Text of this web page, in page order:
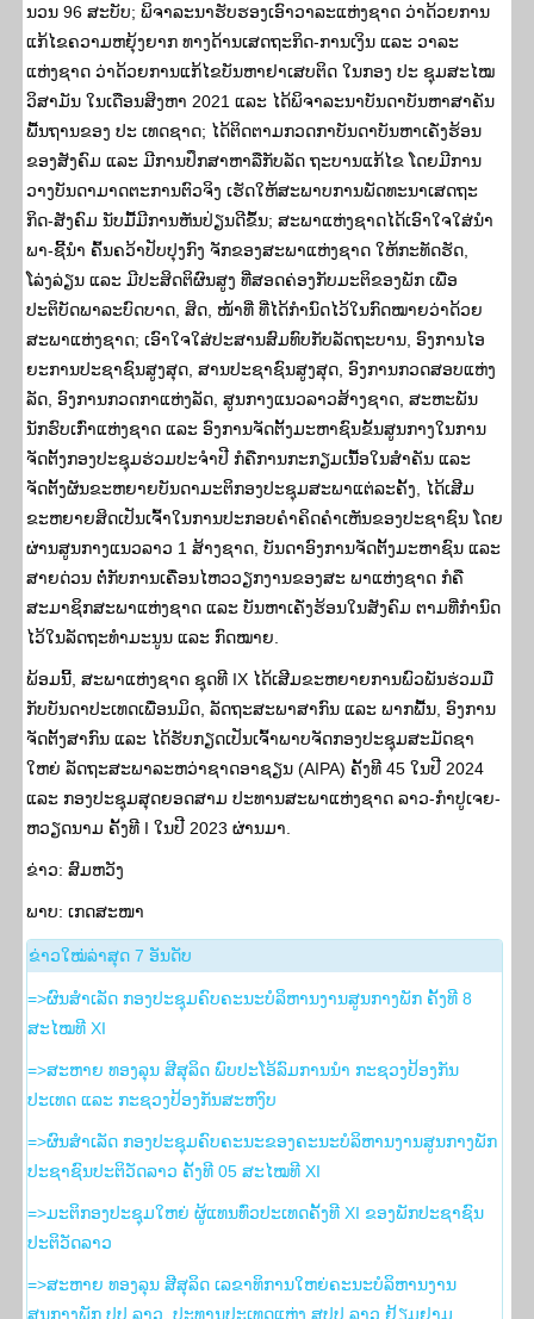
ນວນ 96 ສະບັບ; ພິຈາລະນາຮັບຮອງເອົາວາລະແຫ່ງຊາດ ວ່າດ້ວຍການ
ແກ້ໄຂຄວາມຫຍຸ້ງຍາກ ທາງດ້ານເສດຖະກິດ-ການເງິນ ແລະ ວາລະ
ແຫ່ງຊາດ ວ່າດ້ວຍການແກ້ໄຂບັນຫາຢາເສບຕິດ ໃນກອງ ປະ ຊຸມສະໄໝ
ວິສາມັນ ໃນເດືອນສິງຫາ 2021 ແລະ ໄດ້ພິຈາລະນາບັນດາບັນຫາສາຄັນ
ພື້ນຖານຂອງ ປະ ເທດຊາດ; ໄດ້ຕິດຕາມກວດກາບັນດາບັນຫາເຄັ່ງຮ້ອນ
ຂອງສັງຄົມ ແລະ ມີການປຶກສາຫາລືກັບລັດ ຖະບານແກ້ໄຂ ໂດຍມີການ
ວາງບັນດາມາດຕະການຕົວຈິງ ເຮັດໃຫ້ສະພາບການພັດທະນາເສດຖະ
ກິດ-ສັງຄົມ ນັບມື້ມີການຫັນປ່ຽນດີຂຶ້ນ; ສະພາແຫ່ງຊາດໄດ້ເອົາໃຈໃສ່ນໍາ
ພາ-ຊີ້ນໍາ ຄົ້ນຄວ້າປັບປຸງກົງ ຈັກຂອງສະພາແຫ່ງຊາດ ໃຫ້ກະທັດຮັດ,
ໂລ່ງລ່ຽນ ແລະ ມີປະສິດຕິຜົນສູງ ທີ່ສອດຄ່ອງກັບມະຕິຂອງພັກ ເພື່ອ
ປະຕິບັດພາລະບົດບາດ, ສິດ, ໜ້າທີ່ ທີ່ໄດ້ກຳນົດໄວ້ໃນກົດໝາຍວ່າດ້ວຍ
ສະພາແຫ່ງຊາດ; ເອົາໃຈໃສ່ປະສານສົມທົບກັບລັດຖະບານ, ອົງການໄອ
ຍະການປະຊາຊົນສູງສຸດ, ສານປະຊາຊົນສູງສຸດ, ອົງການກວດສອບແຫ່ງ
ລັດ, ອົງການກວດກາແຫ່ງລັດ, ສູນກາງແນວລາວສ້າງຊາດ, ສະຫະພັນ
ນັກຮົບເກົ່າແຫ່ງຊາດ ແລະ ອົງການຈັດຕັ້ງມະຫາຊົນຂັ້ນສູນກາງໃນການ
ຈັດຕັ້ງກອງປະຊຸມຮ່ວມປະຈໍາປີ ກໍຄືການກະກຽມເນື້ອໃນສໍາຄັນ ແລະ
ຈັດຕັ້ງຜັນຂະຫຍາຍບັນດາມະຕິກອງປະຊຸມສະພາແຕ່ລະຄັ້ງ, ໄດ້ເສີມ
ຂະຫຍາຍສິດເປັນເຈົ້າໃນການປະກອບຄໍາຄິດຄໍາເຫັນຂອງປະຊາຊົນ ໂດຍ
ຜ່ານສູນກາງແນວລາວ 1 ສ້າງຊາດ, ບັນດາອົງການຈັດຕັ້ງມະຫາຊົນ ແລະ
ສາຍດ່ວນ ຕໍ່ກັບການເຄື່ອນໄຫວວຽກງານຂອງສະ ພາແຫ່ງຊາດ ກໍຄື
ສະມາຊິກສະພາແຫ່ງຊາດ ແລະ ບັນຫາເຄັ່ງຮ້ອນໃນສັງຄົມ ຕາມທີ່ກຳນົດ
ໄວ້ໃນລັດຖະທຳມະນູນ ແລະ ກົດໝາຍ.
ພ້ອມນີ້, ສະພາແຫ່ງຊາດ ຊຸດທີ IX ໄດ້ເສີມຂະຫຍາຍການພົວພັນຮ່ວມມື
ກັບບັນດາປະເທດເພື່ອນມິດ, ລັດຖະສະພາສາກົນ ແລະ ພາກພື້ນ, ອົງການ
ຈັດຕັ້ງສາກົນ ແລະ ໄດ້ຮັບກຽດເປັນເຈົ້າພາບຈັດກອງປະຊຸມສະມັດຊາ
ໃຫຍ່ ລັດຖະສະພາລະຫວ່າຊາດອາຊຽນ (AIPA) ຄັ້ງທີ 45 ໃນປີ 2024
ແລະ ກອງປະຊຸມສຸດຍອດສາມ ປະທານສະພາແຫ່ງຊາດ ລາວ-ກຳປູເຈຍ-
ຫວຽດນາມ ຄັ້ງທີ I ໃນປີ 2023 ຜ່ານມາ.
ຂ່າວ: ສົມຫວັງ
ພາບ: ເກດສະໜາ
​ຂ່າວ​ໃໝ່​ລ່າ​ສຸດ 7 ອັນ​ດັບ
=>ຜົນສໍາເລັດ ກອງປະຊຸມຄົບຄະນະບໍລິຫານງານສູນກາງພັກ ຄັ້ງທີ 8
ສະໄໝທີ XI
=>ສະຫາຍ ທອງລຸນ ສີສຸລິດ ພົບປະໂອ້ລົມການນຳ ກະຊວງປ້ອງກັນ
ປະເທດ ແລະ ກະຊວງປ້ອງກັນສະຫງົບ
=>ຜົນສຳເລັດ ກອງປະຊຸມຄົບຄະນະຂອງຄະນະບໍລິຫານງານສູນກາງພັກ
ປະຊາຊົນປະຕິວັດລາວ ຄັ້ງທີ 05 ສະໄໝທີ XI
=>ມະຕິກອງປະຊຸມໃຫຍ່ ຜູ້ແທນທົ່ວປະເທດຄັ້ງທີ XI ຂອງພັກປະຊາຊົນ
ປະຕິວັດລາວ
=>ສະຫາຍ ທອງລຸນ ສີສຸລິດ ເລຂາທິການໃຫຍ່ຄະນະບໍລິຫານງານ
ສູນກາງພັກ ປປ ລາວ, ປະທານປະເທດແຫ່ງ ສປປ ລາວ ຢ້ຽມຢາມ